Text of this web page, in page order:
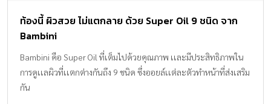
ท้องนี้ ผิวสวย ไม่แตกลาย ด้วย Super Oil 9 ชนิด จาก
Bambini
Bambini คือ Super Oil ที่เต็มไปด้วยคุณภาพ เเละมีประสิทธิภาพใน
การดูเเลผิวที่เเตกต่างกันถึง 9 ชนิด ซึ่งออยล์เเต่ละตัวทำหน้าที่ส่งเสริม
กัน